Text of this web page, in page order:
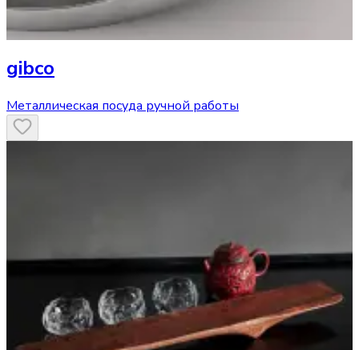
gibco
Металлическая посуда ручной работы